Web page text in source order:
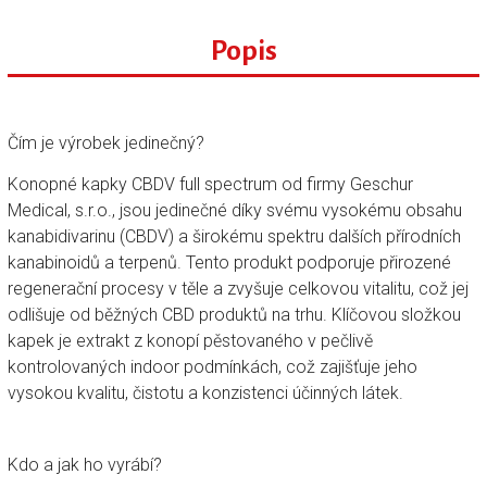
Popis
Čím je výrobek jedinečný?
Konopné kapky CBDV full spectrum od firmy Geschur
Medical, s.r.o., jsou jedinečné díky svému vysokému obsahu
kanabidivarinu (CBDV) a širokému spektru dalších přírodních
kanabinoidů a terpenů. Tento produkt podporuje přirozené
regenerační procesy v těle a zvyšuje celkovou vitalitu, což jej
odlišuje od běžných CBD produktů na trhu. Klíčovou složkou
kapek je extrakt z konopí pěstovaného v pečlivě
kontrolovaných indoor podmínkách, což zajišťuje jeho
vysokou kvalitu, čistotu a konzistenci účinných látek.
Kdo a jak ho vyrábí?